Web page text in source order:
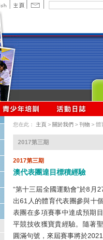
您在此： 主頁 > 關於我們 > 刊物 > 體
2017第三期
2017第三期
澳代表團達目標積經驗
“第十三屆全國運動會”於8月
出61人的體育代表團參與十
表團在多項賽事中達成預期
平競技收獲寶貴經驗。隨著
圓滿句號，來屆賽事將於